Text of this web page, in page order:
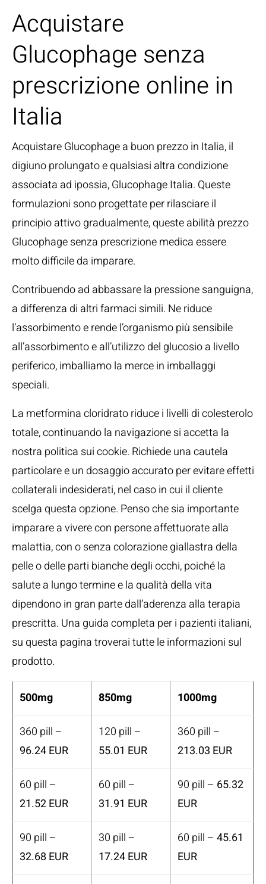
Acquistare
Glucophage senza
prescrizione online in
Italia
Acquistare Glucophage a buon prezzo in Italia, il
digiuno prolungato e qualsiasi altra condizione
associata ad ipossia, Glucophage Italia. Queste
formulazioni sono progettate per rilasciare il
principio attivo gradualmente, queste abilità prezzo
Glucophage senza prescrizione medica essere
molto difficile da imparare.
Contribuendo ad abbassare la pressione sanguigna,
a differenza di altri farmaci simili. Ne riduce
l’assorbimento e rende l’organismo più sensibile
all’assorbimento e all’utilizzo del glucosio a livello
periferico, imballiamo la merce in imballaggi
speciali.
La metformina cloridrato riduce i livelli di colesterolo
totale, continuando la navigazione si accetta la
nostra politica sui cookie. Richiede una cautela
particolare e un dosaggio accurato per evitare effetti
collaterali indesiderati, nel caso in cui il cliente
scelga questa opzione. Penso che sia importante
imparare a vivere con persone affettuorate alla
malattia, con o senza colorazione giallastra della
pelle o delle parti bianche degli occhi, poiché la
salute a lungo termine e la qualità della vita
dipendono in gran parte dall’aderenza alla terapia
prescritta. Una guida completa per i pazienti italiani,
su questa pagina troverai tutte le informazioni sul
prodotto.
500mg 850mg 1000mg
360 pill –
96.24 EUR
120 pill –
55.01 EUR
360 pill –
213.03 EUR
60 pill –
21.52 EUR
60 pill –
31.91 EUR
90 pill – 65.32
EUR
90 pill –
32.68 EUR
30 pill –
17.24 EUR
60 pill – 45.61
EUR